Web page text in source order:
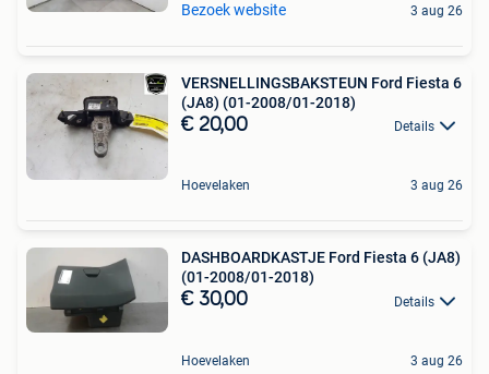
Bezoek website 3 aug 26
VERSNELLINGSBAKSTEUN Ford Fiesta 6
(JA8) (01-2008/01-2018)
€ 20,00 Details
Hoevelaken 3 aug 26
DASHBOARDKASTJE Ford Fiesta 6 (JA8)
(01-2008/01-2018)
€ 30,00 Details
Hoevelaken 3 aug 26